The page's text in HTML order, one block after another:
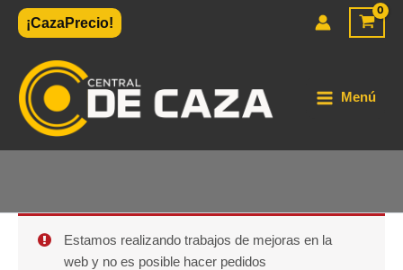
¡CazaPrecio!
Menú
Estamos realizando trabajos de mejoras en la
web y no es posible hacer pedidos